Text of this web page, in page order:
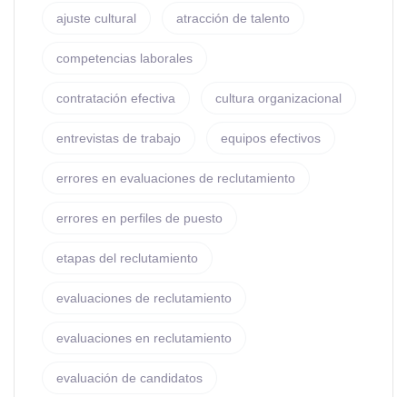
ajuste cultural atracción de talento
competencias laborales
contratación efectiva cultura organizacional
entrevistas de trabajo equipos efectivos
errores en evaluaciones de reclutamiento
errores en perfiles de puesto
etapas del reclutamiento
evaluaciones de reclutamiento
evaluaciones en reclutamiento
evaluación de candidatos